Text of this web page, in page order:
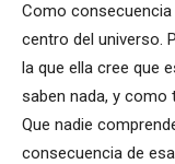
Como consecuencia
centro del universo.
la que ella cree que
saben nada, y como
Que nadie
consecuencia de